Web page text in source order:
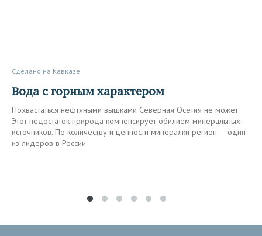
Сделано на Кавказе
Вода с горным характером
Похвастаться нефтяными вышками Северная Осетия не может.
Этот недостаток природа компенсирует обилием минеральных
источников. По количеству и ценности минералки регион — один
из лидеров в России